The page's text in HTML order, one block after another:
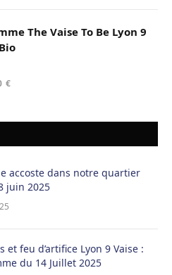
:
€.
est :
9,90 €.
The Vaise To Be Lyon 9
:
€.
€Le
est :
accoste dans notre quartier
juin 2025
et feu d’artifice Lyon 9 Vaise :
du 14 Juillet 2025